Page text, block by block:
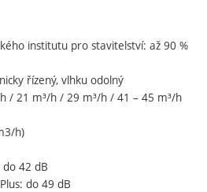
institutu pro stavitelství: až 90 %
řízený, vlhku odolný
/ 21 m³/h / 29 m³/h / 41 – 45 m³/h
h)
42 dB
do 49 dB